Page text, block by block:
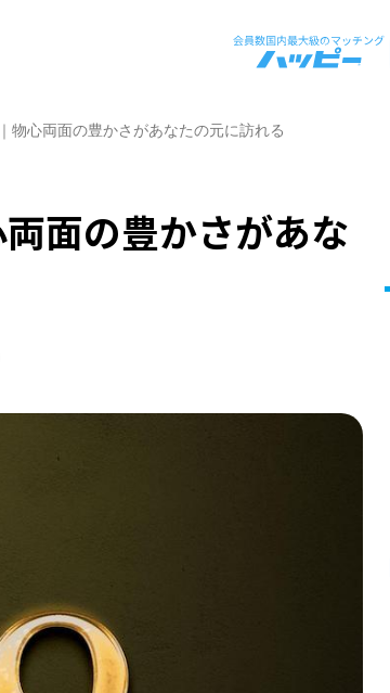
物心両面の豊かさがあなたの元に訪れる
面の豊かさがあな